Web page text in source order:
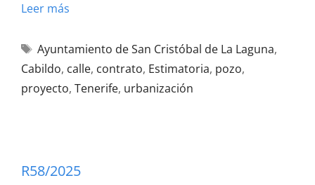
Leer más
Ayuntamiento de San Cristóbal de La Laguna,
Cabildo, calle, contrato, Estimatoria, pozo,
proyecto, Tenerife, urbanización
R58/2025